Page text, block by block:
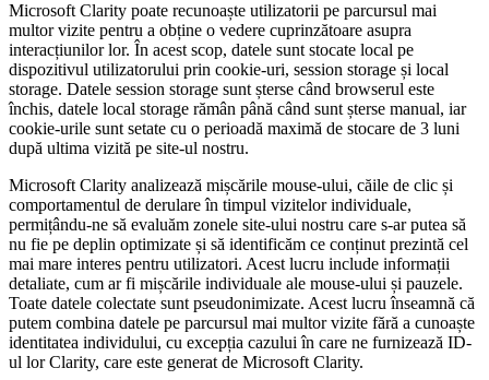
Microsoft Clarity poate recunoaște utilizatorii pe parcursul mai
multor vizite pentru a obține o vedere cuprinzătoare asupra
interacțiunilor lor. În acest scop, datele sunt stocate local pe
dispozitivul utilizatorului prin cookie-uri, session storage și local
storage. Datele session storage sunt șterse când browserul este
închis, datele local storage rămân până când sunt șterse manual, iar
cookie-urile sunt setate cu o perioadă maximă de stocare de 3 luni
după ultima vizită pe site-ul nostru.
Microsoft Clarity analizează mișcările mouse-ului, căile de clic și
comportamentul de derulare în timpul vizitelor individuale,
permițându-ne să evaluăm zonele site-ului nostru care s-ar putea să
nu fie pe deplin optimizate și să identificăm ce conținut prezintă cel
mai mare interes pentru utilizatori. Acest lucru include informații
detaliate, cum ar fi mișcările individuale ale mouse-ului și pauzele.
Toate datele colectate sunt pseudonimizate. Acest lucru înseamnă că
putem combina datele pe parcursul mai multor vizite fără a cunoaște
identitatea individului, cu excepția cazului în care ne furnizează ID-
ul lor Clarity, care este generat de Microsoft Clarity.